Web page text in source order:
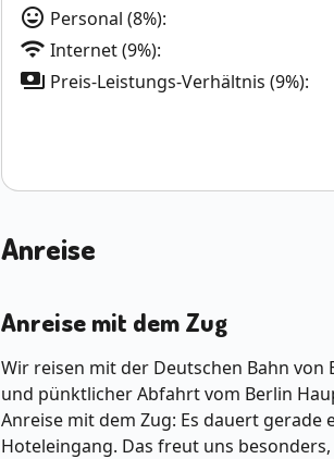
mood Personal (8%):
wifi Internet (9%):
payments Preis-Leistungs-Verhältnis (9%):
Anreise
Anreise mit dem Zug
Wir reisen mit der Deutschen Bahn
und pünktlicher Abfahrt vom Berlin
Anreise mit dem Zug: Es dauert
Hoteleingang. Das freut uns